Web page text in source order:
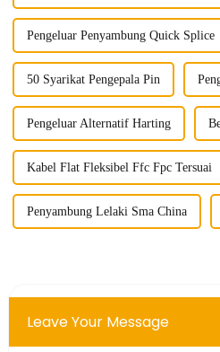
Pengeluar Penyambung Quick Splice
50 Syarikat Pengepala Pin
Pengeluar Alternatif Harting
Kabel Flat Fleksibel Ffc Fpc Tersuai
Penyambung Lelaki Sma China
Leave Your Message